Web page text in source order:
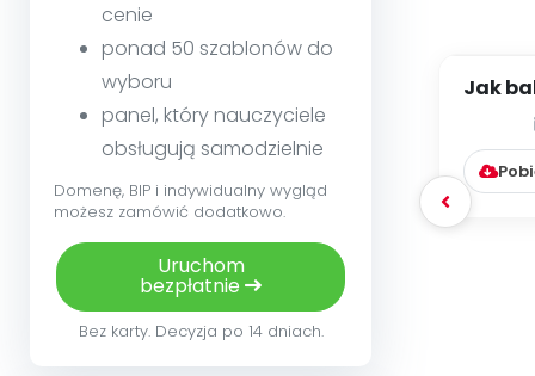
cenie
ponad 50 szablonów do
wyboru
panel, który nauczyciele
obsługują samodzielnie
Domenę, BIP i indywidualny wygląd
możesz zamówić dodatkowo.
Uruchom
bezpłatnie
Bez karty. Decyzja po 14 dniach.
Jak
w